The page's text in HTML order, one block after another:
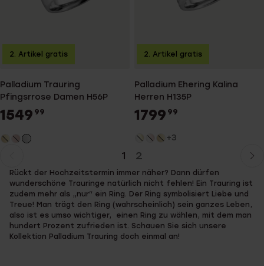
Palladium Trauring
Pfingsrrose Damen H56P
1549 99
2. Artikel gratis
Palladium Ehering Kalina
Herren H135P
1799 99
+3
2. Artikel gratis
Seite
1 2
zur
Seite
Rückt der Hochzeitstermin immer näher? Dann dürfen
wunderschöne Trauringe natürlich nicht fehlen! Ein Trauring ist
zudem mehr als „nur“ ein Ring. Der Ring symbolisiert Liebe und
Treue! Man trägt den Ring (wahrscheinlich) sein ganzes Leben,
also ist es umso wichtiger, einen Ring zu wählen, mit dem man
hundert Prozent zufrieden ist. Schauen Sie sich unsere
Kollektion Palladium Trauring doch einmal an!